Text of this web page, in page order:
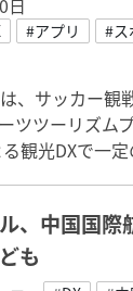
日
#アプリ #ス
、サッカー観
ツツーリズム
観光DXで一
、中国国
も